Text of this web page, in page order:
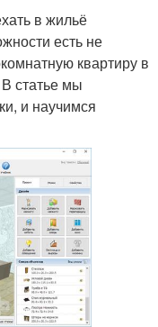
в жильё
есть не
квартиру в
статье мы
и научимся